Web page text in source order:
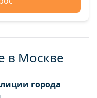
в Москве
города